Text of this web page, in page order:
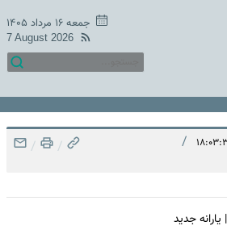
جمعه ۱۶ مرداد ۱۴۰۵
7 August 2026
/
/
/
جدید